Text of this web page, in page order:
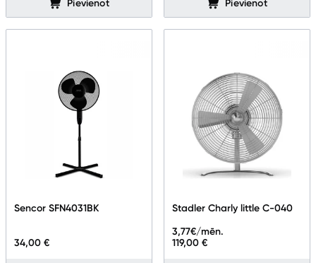
Pievienot Pievienot
Sencor SFN4031BK
34,00 €
Stadler Charly little C-040
119,00 €
3,77€/mēn.